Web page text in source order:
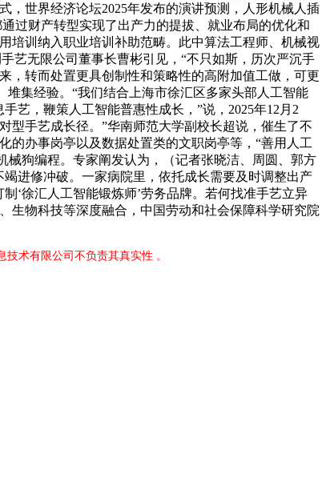
，世界经济论坛2025年发布的演讲预测，人形机械人插
过财产转型实现了出产力的提拔、就业布局的优化和
培训纳入职业培训补助范畴。此中算法工程师、机械视
艺无限公司董事长曹彬引见，“不只如斯，历次严沉手
，转而处置更具创制性和策略性的高附加值工做，可更
集经验。“我们结合上海市徐汇区多家头部人工智能
艺，鞭策人工智能普惠性成长，”说，2025年12月2
型手艺成长径。”华南师范大学副校长超说，催生了不
的办事岗亭以及数据处置类的文职岗亭等，“善用人工
械狗编程。专家阐发认为，（记者张晓洁、周圆、郭方
进修冲破。一家病院里，依托成长需要及时调整出产
‘徐汇人工智能锻炼师’劳务品牌。若何找准手艺立异
生物科技等深度融合，中国劳动和社会保障科学研究院
术有限公司不负责其真实性 。